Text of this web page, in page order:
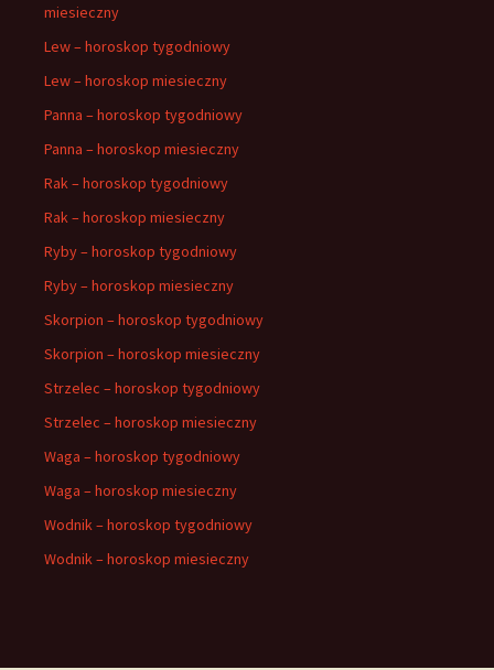
miesieczny
Lew – horoskop tygodniowy
Lew – horoskop miesieczny
Panna – horoskop tygodniowy
Panna – horoskop miesieczny
Rak – horoskop tygodniowy
Rak – horoskop miesieczny
Ryby – horoskop tygodniowy
Ryby – horoskop miesieczny
Skorpion – horoskop tygodniowy
Skorpion – horoskop miesieczny
Strzelec – horoskop tygodniowy
Strzelec – horoskop miesieczny
Waga – horoskop tygodniowy
Waga – horoskop miesieczny
Wodnik – horoskop tygodniowy
Wodnik – horoskop miesieczny